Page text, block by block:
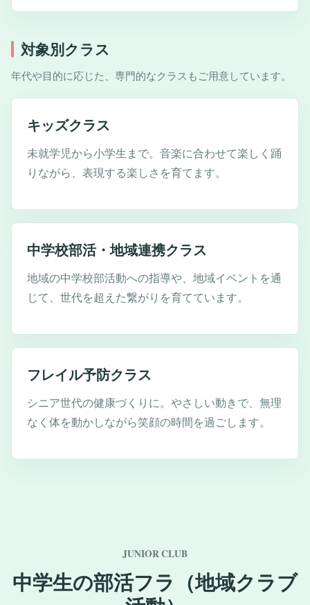
対象別クラス
年代や目的に応じた、専門的なクラスもご用意しています。
キッズクラス
未就学児から小学生まで。音楽に合わせて楽しく踊
りながら、表現する楽しさを育てます。
中学校部活・地域連携クラス
地域の中学校部活動への指導や、地域イベントを通
じて、世代を超えた繋がりを育てています。
フレイル予防クラス
シニア世代の健康づくりに。やさしい動きで、無理
なく体を動かしながら笑顔の時間を過ごします。
JUNIOR CLUB
中学生の部活フラ（地域クラブ